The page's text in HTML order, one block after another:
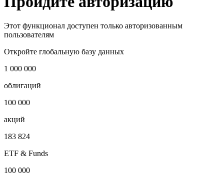
Запросить доступ
Пройдите авторизацию
пользователям
Откройте глобальную базу данных
1 000 000
облигаций
100 000
акций
183 824